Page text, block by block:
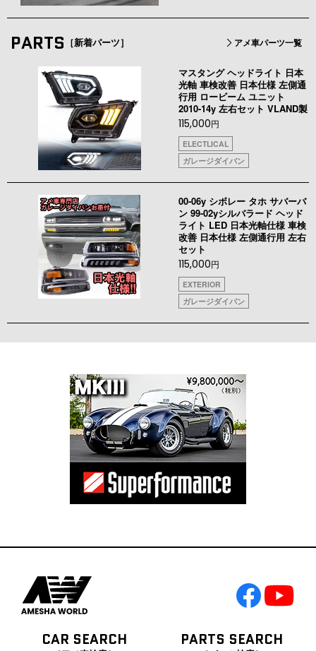
PARTS ［新着パーツ］ アメ車パーツ一覧
マスタング ヘッドライト 日本
光軸 車検改善 日本仕様 左側通
行用 ロービーム ユニット
2010-14y 左右セット VLAND製
115,000円
ELECTLICAL
ガレージダイバン
00-06y シボレー タホ サバーバ
ン 99-02yシルバラード ヘッド
ライト LED 日本光軸仕様 車検
改善 日本仕様 左側通行用 左右
セット
115,000円
EXTERIOR
ガレージダイバン
CAR SEARCH PARTS SEARCH